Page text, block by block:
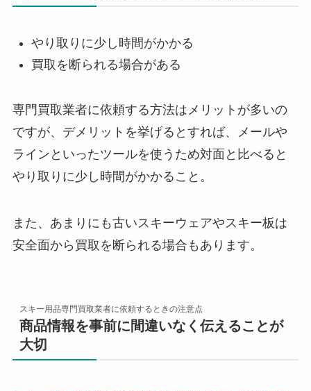
やり取りに少し時間がかかる
買取を断られる場合がある
専門買取業者に依頼する方法はメリットが多いの
ですが、デメリットを挙げるとすれば、メールや
ラインといったツールを使うため対面と比べると
やり取りに少し時間がかかること。
また、あまりにも古いスキーウェアやスキー板は
安全面から買取を断られる場合もあります。
スキー用品専門買取業者に依頼するときの注意点
商品情報を事前に間違いなく伝えることが
大切